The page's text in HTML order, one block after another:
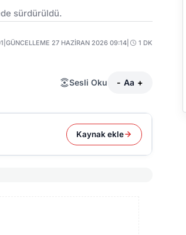
sürdürüldü.
|GÜNCELLEME 27 HAZIRAN 2026 09:14 1 DK
Sesli Oku - Aa +
Kaynak ekle